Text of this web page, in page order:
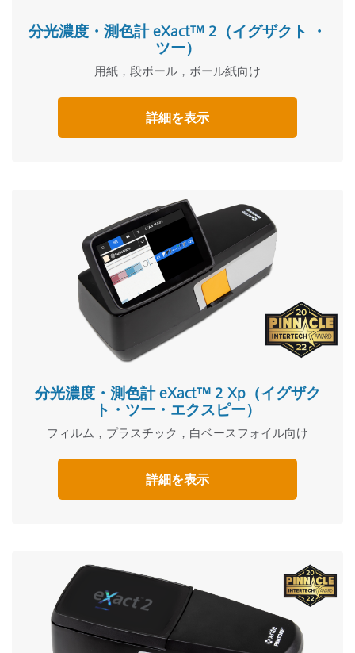
分光濃度・測色計 eXact™ 2（イグザクト ・
ツー）
用紙，段ボール，ボール紙向け
詳細を表示
分光濃度・測色計 eXact™ 2 Xp（イグザク
ト・ツー・エクスピー）
フィルム，プラスチック，白ベースフォイル向け
詳細を表示